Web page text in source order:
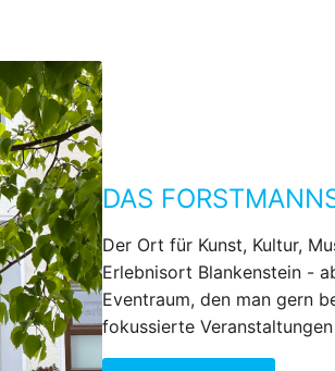
DAS
Der Ort für Kunst, Kultur,
Erlebnisort Blankenstein -
Eventraum, den man gern
fokussierte